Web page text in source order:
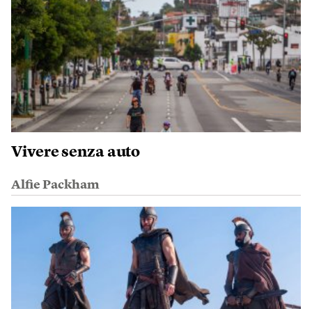
Vivere senza auto
Alfie Packham